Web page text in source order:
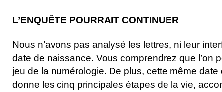
L’ENQUÊTE POURRAIT CONTINUER
Nous n’avons pas analysé les lettres, ni leur
date de naissance. Vous comprendrez que l’on
jeu de la numérologie. De plus, cette même date
donne les cinq principales étapes de la vie,